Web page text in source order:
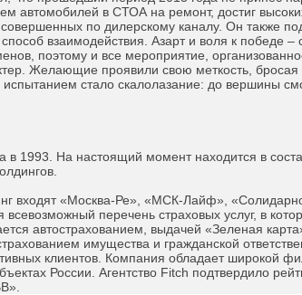
автомобилей в СТОА на ремонт, достиг
по дилерскому каналу. Он также
взаимодействия. Азарт и воля к победе –
поэтому и все мероприятие,
Желающие проявили свою меткость,
стало скалолазание: до вершины
в 1993. На настоящий момент находится в
входят «Москва-Ре», «МСК-Лайф»,
всевозможный перечень страховых услуг, в
автострахованием, выдачей «Зеленая
имущества и гражданской
клиентов. Компания обладает широкой
России. Агентство Fitch подтвердило